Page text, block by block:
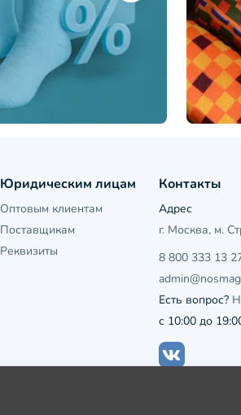
Юридическим лицам
Оптовым клиентам
Поставщикам
Реквизиты
Контакты
Адрес
г. Москва, м.
8 800 333 13
Есть вопрос?
с 10:00 до